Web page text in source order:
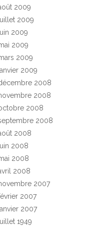
2009
2009
2009
2009
2009
2009
2008
2008
2008
2008
2008
2008
2008
2008
2007
2007
2007
1949